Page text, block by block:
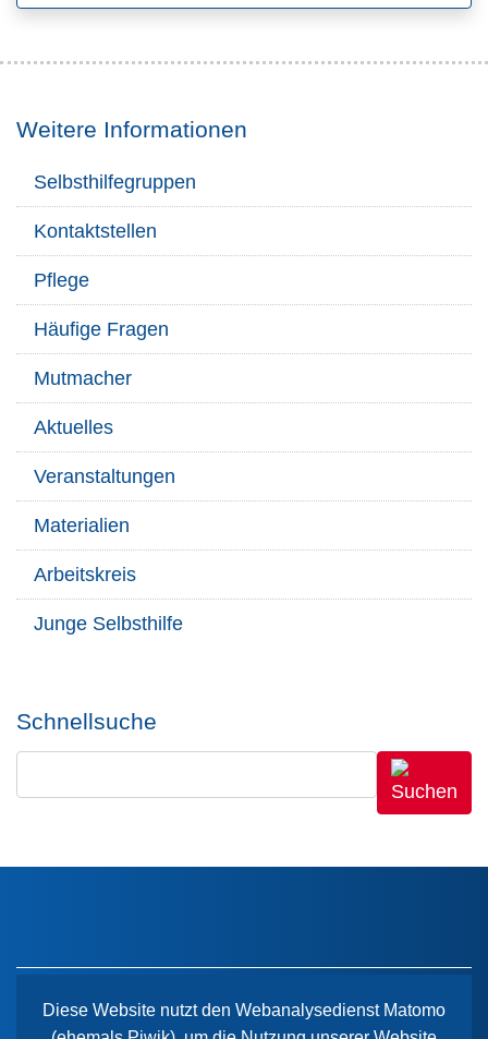
Weitere Informationen
Selbsthilfegruppen
Kontaktstellen
Pflege
Häufige Fragen
Mutmacher
Aktuelles
Veranstaltungen
Materialien
Arbeitskreis
Junge Selbsthilfe
Schnellsuche
Diese Website nutzt den Webanalysedienst Matomo